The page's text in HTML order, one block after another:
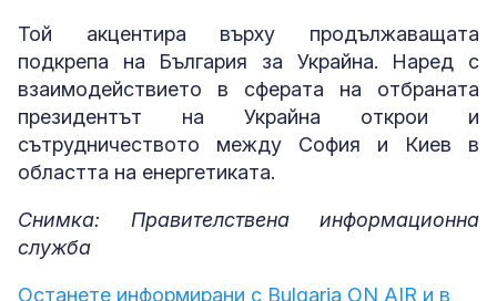
Той акцентира върху продължаващата
подкрепа на България за Украйна. Наред с
взаимодействието в сферата на отбраната
президентът на Украйна открои и
сътрудничеството между София и Киев в
областта на енергетиката.
Снимка: Правителствена информационна
служба
Останете информирани с Bulgaria ON AIR и в